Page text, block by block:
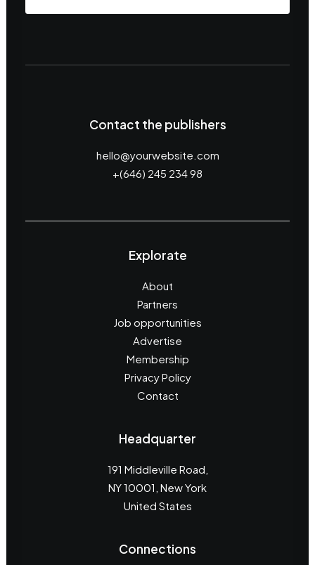
Contact the publishers
hello@yourwebsite.com
+(646) 245 234 98
Explorate
About
Partners
Job opportunities
Advertise
Membership
Privacy Policy
Contact
Headquarter
191 Middleville Road,
NY 10001, New York
United States
Connections